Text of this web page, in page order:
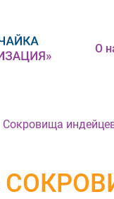
О
Сокровища